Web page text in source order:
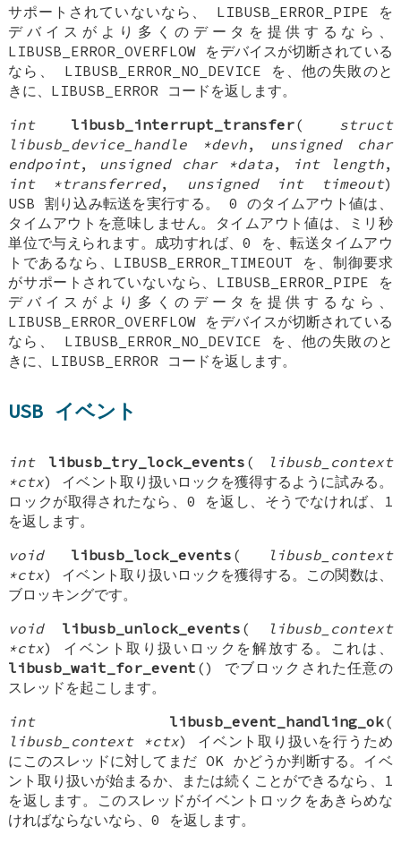
サポートされていないなら、 LIBUSB_ERROR_PIPE を
デバイスがより多くのデータを提供するなら、
LIBUSB_ERROR_OVERFLOW をデバイスが切断されている
なら、 LIBUSB_ERROR_NO_DEVICE を、他の失敗のと
きに、LIBUSB_ERROR コードを返します。
int
libusb_interrupt_transfer( struct
libusb_device_handle *devh, unsigned char
endpoint, unsigned char *data, int length,
int *transferred, unsigned int timeout)
USB 割り込み転送を実行する。 0 のタイムアウト値は、
タイムアウトを意味しません。タイムアウト値は、ミリ秒
単位で与えられます。成功すれば、0 を、転送タイムアウ
トであるなら、LIBUSB_ERROR_TIMEOUT を、制御要求
がサポートされていないなら、LIBUSB_ERROR_PIPE を
デバイスがより多くのデータを提供するなら、
LIBUSB_ERROR_OVERFLOW をデバイスが切断されている
なら、 LIBUSB_ERROR_NO_DEVICE を、他の失敗のと
きに、LIBUSB_ERROR コードを返します。
USB イベント
int libusb_try_lock_events (
libusb_context
*ctx) イベント取り扱いロックを獲得するように試みる。
ロックが取得されたなら、0 を返し、そうでなければ、1
を返します。
void
libusb_lock_events (
libusb_context
*ctx) イベント取り扱いロックを獲得する。この関数は、
ブロッキングです。
void
libusb_unlock_events (
libusb_context
*ctx) イベント取り扱いロックを解放する。これは、
libusb_wait_for_event () でブロックされた任意の
スレッドを起こします。
int
libusb_event_handling_ok(
libusb_context *ctx) イベント取り扱いを行うため
にこのスレッドに対してまだ OK かどうか判断する。イベ
ント取り扱いが始まるか、または続くことができるなら、1
を返します。このスレッドがイベントロックをあきらめな
ければならないなら、0 を返します。